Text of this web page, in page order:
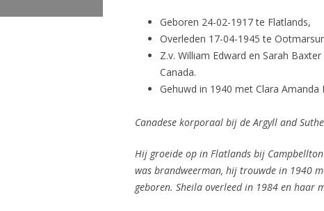
Geboren 24-02-1917 te Flatlands,
Overleden 17-04-1945 te
Z.v. William Edward en Sarah
Canada.
Gehuwd in 1940 met Clara Amanda
Canadese korporaal bij de Argyll and
Hij groeide op in Flatlands bij
was brandweerman, hij trouwde in 1940
geboren. Sheila overleed in 1984 en haar